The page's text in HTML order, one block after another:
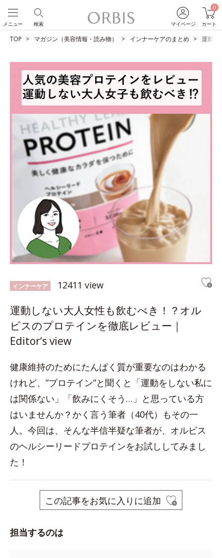
マイページ
0
カート
検索
メニュー
TOP マガジン（美容情報・読み物） インナーケアのまとめ 運動し
インナーケア 12411 view
運動しない大人女性も飲むべき！？オル
ビスのプロテインを徹底レビュー｜
Editor‘s view
健康維持のためにたんぱく質が重要なのはわかる
けれど、”プロテイン”と聞くと「運動をしない私に
は関係ない」「飲みにくそう…」と思っている方
はいませんか？かく言う筆者（40代）もその一
人。今回は、そんな半信半疑な筆者が、オルビス
のヘルシーリードプロテインをお試ししてみまし
た！
この記事をお気に入りに追加
担当するのは